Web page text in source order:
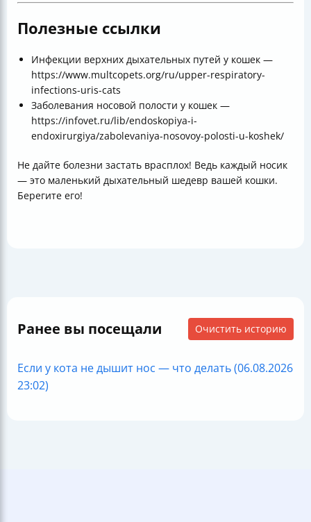
Полезные ссылки
Инфекции верхних дыхательных путей у кошек —
https://www.multcopets.org/ru/upper-respiratory-
infections-uris-cats
Заболевания носовой полости у кошек —
https://infovet.ru/lib/endoskopiya-i-
endoxirurgiya/zabolevaniya-nosovoy-polosti-u-koshek/
Не дайте болезни застать врасплох! Ведь каждый носик
— это маленький дыхательный шедевр вашей кошки.
Берегите его!
Ранее вы посещали Очистить историю
Если у кота не дышит нос — что делать (06.08.2026
23:02)